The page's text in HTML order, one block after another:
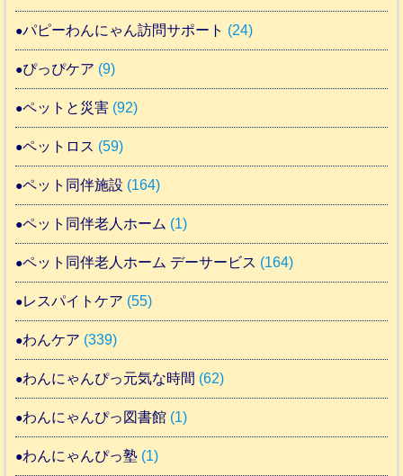
パピーわんにゃん訪問サポート (24)
ぴっぴケア (9)
ペットと災害 (92)
ペットロス (59)
ペット同伴施設 (164)
ペット同伴老人ホーム (1)
ペット同伴老人ホーム デーサービス (164)
レスパイトケア (55)
わんケア (339)
わんにゃんぴっ元気な時間 (62)
わんにゃんぴっ図書館 (1)
わんにゃんぴっ塾 (1)